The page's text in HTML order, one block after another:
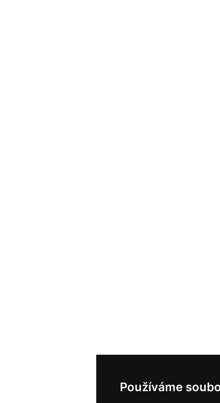
Používáme